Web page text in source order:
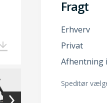
Fragt
Erhverv
Privat
Afhentning
Speditør